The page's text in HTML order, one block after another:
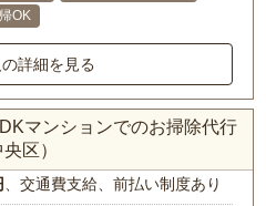
OK
詳細を見る
マンションでのお掃除代行
区）
、交通費支給、前払い制度あり